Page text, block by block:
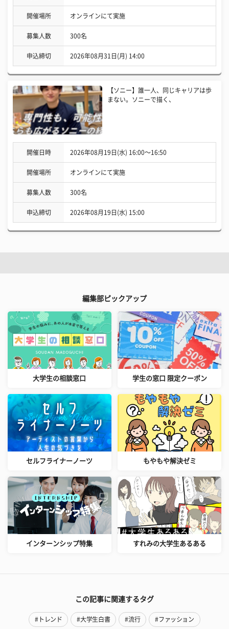
開催場所 オンラインにて実施
募集人数 300名
申込締切 2026年08月31日(月) 14:00
【ソニー】誰一人、同じキャリアは歩
まない。ソニーで描く、
開催日時 2026年08月19日(水) 16:00〜16:50
開催場所 オンラインにて実施
募集人数 300名
申込締切 2026年08月19日(水) 15:00
編集部ピックアップ
大学生の相談窓口 学生の窓口 限定クーポン
セルフライナーノーツ もやもや解決ゼミ
インターンシップ特集 すれみの大学生あるある
この記事に関連するタグ
#トレンド #大学生白書 #流行 #ファッション